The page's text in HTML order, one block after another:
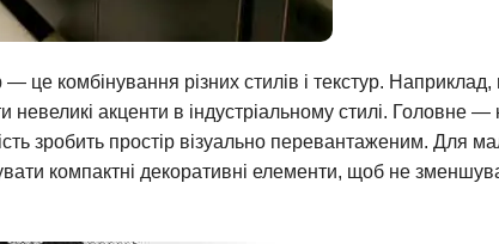
це комбінування різних стилів і текстур.
невеликі акценти в індустріальному стилі. Головне —
зробить простір візуально перевантаженим. Для
компактні декоративні елементи, щоб не